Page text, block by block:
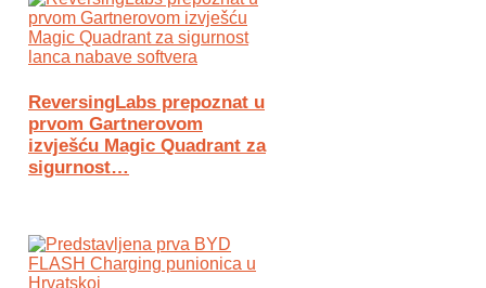
ReversingLabs prepoznat u
prvom Gartnerovom
izvješću Magic Quadrant za
sigurnost…